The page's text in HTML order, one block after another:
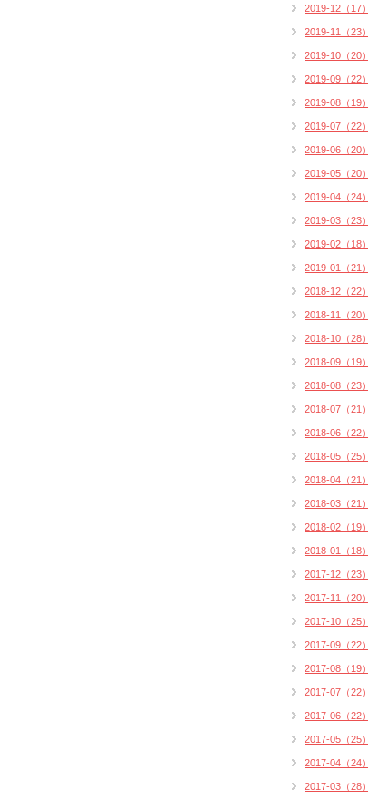
2019-12（17）
2019-11（23）
2019-10（20）
2019-09（22）
2019-08（19）
2019-07（22）
2019-06（20）
2019-05（20）
2019-04（24）
2019-03（23）
2019-02（18）
2019-01（21）
2018-12（22）
2018-11（20）
2018-10（28）
2018-09（19）
2018-08（23）
2018-07（21）
2018-06（22）
2018-05（25）
2018-04（21）
2018-03（21）
2018-02（19）
2018-01（18）
2017-12（23）
2017-11（20）
2017-10（25）
2017-09（22）
2017-08（19）
2017-07（22）
2017-06（22）
2017-05（25）
2017-04（24）
2017-03（28）